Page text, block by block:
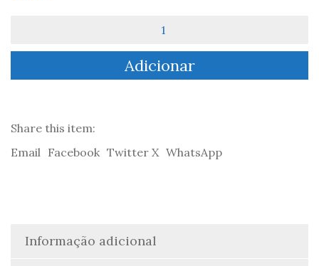
Contingências
Pandemia
COVID-
nas
Carvalho
Adicionar
Share this item:
Email Facebook Twitter X WhatsApp
Informação adicional